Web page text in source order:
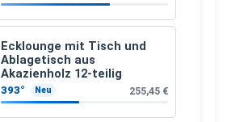
Ecklounge mit Tisch und
Ablagetisch aus
Akazienholz 12-teilig
393° Neu 255,45 €